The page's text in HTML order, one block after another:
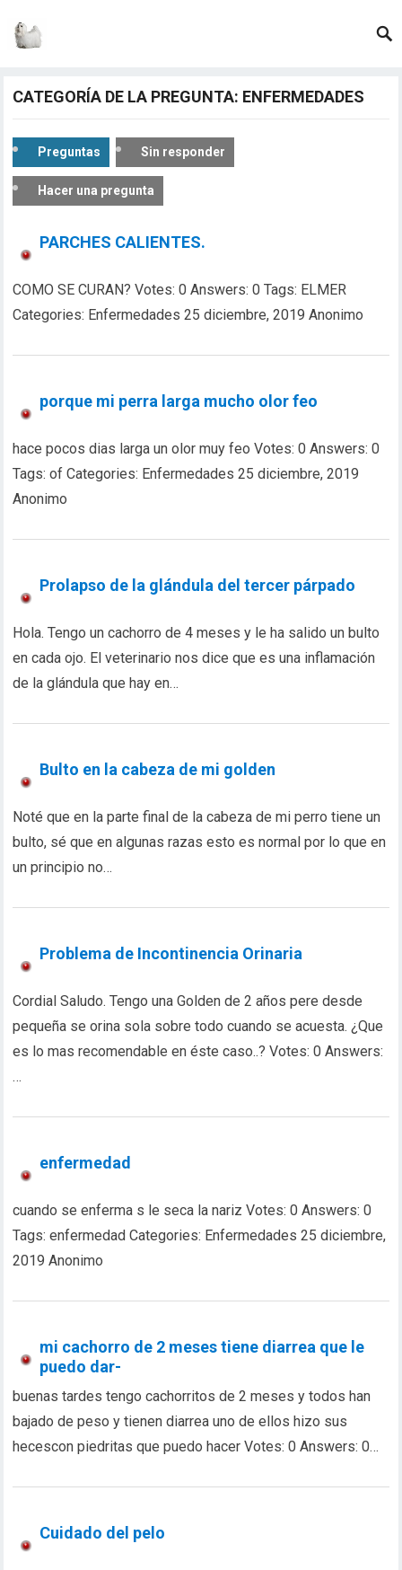
CATEGORÍA DE LA PREGUNTA: ENFERMEDADES
Preguntas Sin responder
Hacer una pregunta
PARCHES CALIENTES.
COMO SE CURAN? Votes: 0 Answers: 0 Tags: ELMER
Categories: Enfermedades 25 diciembre, 2019 Anonimo
porque mi perra larga mucho olor feo
hace pocos dias larga un olor muy feo Votes: 0 Answers: 0
Tags: of Categories: Enfermedades 25 diciembre, 2019
Anonimo
Prolapso de la glándula del tercer párpado
Hola. Tengo un cachorro de 4 meses y le ha salido un bulto
en cada ojo. El veterinario nos dice que es una inflamación
de la glándula que hay en…
Bulto en la cabeza de mi golden
Noté que en la parte final de la cabeza de mi perro tiene un
bulto, sé que en algunas razas esto es normal por lo que en
un principio no…
Problema de Incontinencia Orinaria
Cordial Saludo. Tengo una Golden de 2 años pere desde
pequeña se orina sola sobre todo cuando se acuesta. ¿Que
es lo mas recomendable en éste caso..? Votes: 0 Answers:
…
enfermedad
cuando se enferma s le seca la nariz Votes: 0 Answers: 0
Tags: enfermedad Categories: Enfermedades 25 diciembre,
2019 Anonimo
mi cachorro de 2 meses tiene diarrea que le
puedo dar-
buenas tardes tengo cachorritos de 2 meses y todos han
bajado de peso y tienen diarrea uno de ellos hizo sus
hecescon piedritas que puedo hacer Votes: 0 Answers: 0…
Cuidado del pelo